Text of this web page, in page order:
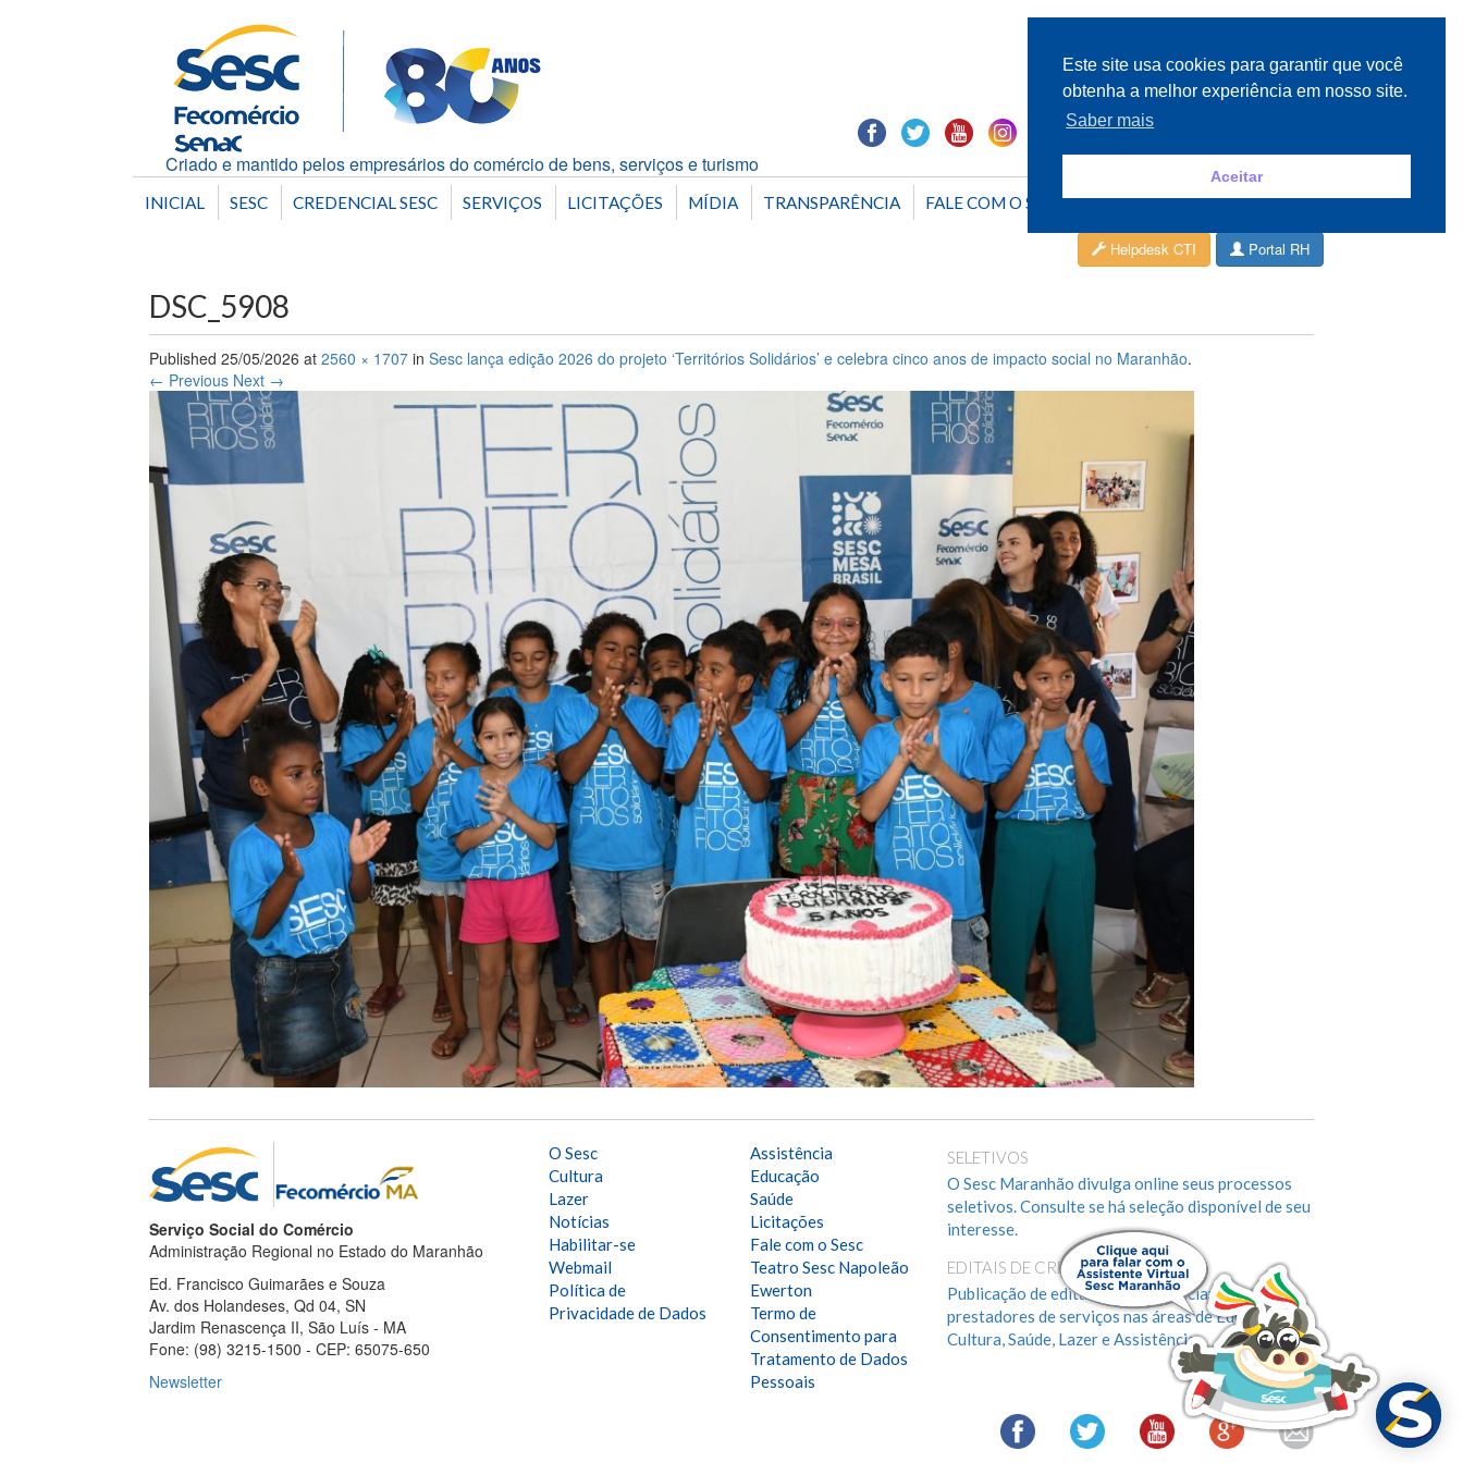
Criado e mantido pelos empresários do comércio de bens, serviços e turismo
INICIAL SESC CREDENCIAL SESC SERVIÇOS LICITAÇÕES MÍDIA TRANSPARÊNCIA FALE COM O SESC ÁREA DO CLIENTE
Portal RH
Helpdesk CTI
DSC_5908
Published 25/05/2026 at 2560 × 1707 in Sesc lança edição 2026 do projeto ‘Territórios Solidários’ e celebra cinco anos de impacto social no Maranhão.
← Previous Next →
Serviço Social do Comércio
Administração Regional no Estado do Maranhão
Ed. Francisco Guimarães e Souza
Av. dos Holandeses, Qd 04, SN
Jardim Renascença II, São Luís - MA
Fone: (98) 3215-1500 - CEP: 65075-650
Newsletter
O Sesc
Assistência
Cultura
Educação
Lazer
Saúde
Notícias
Licitações
Habilitar-se
Fale com o Sesc
Webmail
Teatro Sesc Napoleão
Ewerton
Política de
Privacidade de Dados
Termo de
Consentimento para
Tratamento de Dados
Pessoais
SELETIVOS
O Sesc Maranhão divulga online seus processos
seletivos. Consulte se há seleção disponível de seu
interesse.
EDITAIS DE CREDENCIAMENTO
Publicação de editais para credenciamento de
prestadores de serviços nas áreas de Educação,
Cultura, Saúde, Lazer e Assistência.
Este site usa cookies para garantir que você
obtenha a melhor experiência em nosso site.
Saber mais
Aceitar